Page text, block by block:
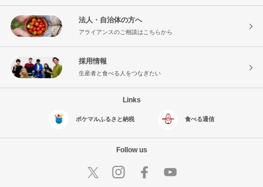
法人・自治体の方へ
アライアンスのご相談はこちらから
採用情報
生産者と食べる人をつなぎたい
Links
ポケマルふるさと納税 食べる通信
Follow us